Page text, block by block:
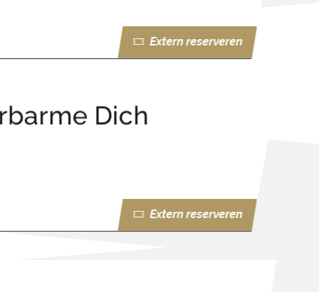
Extern reserveren
Dich
Extern reserveren